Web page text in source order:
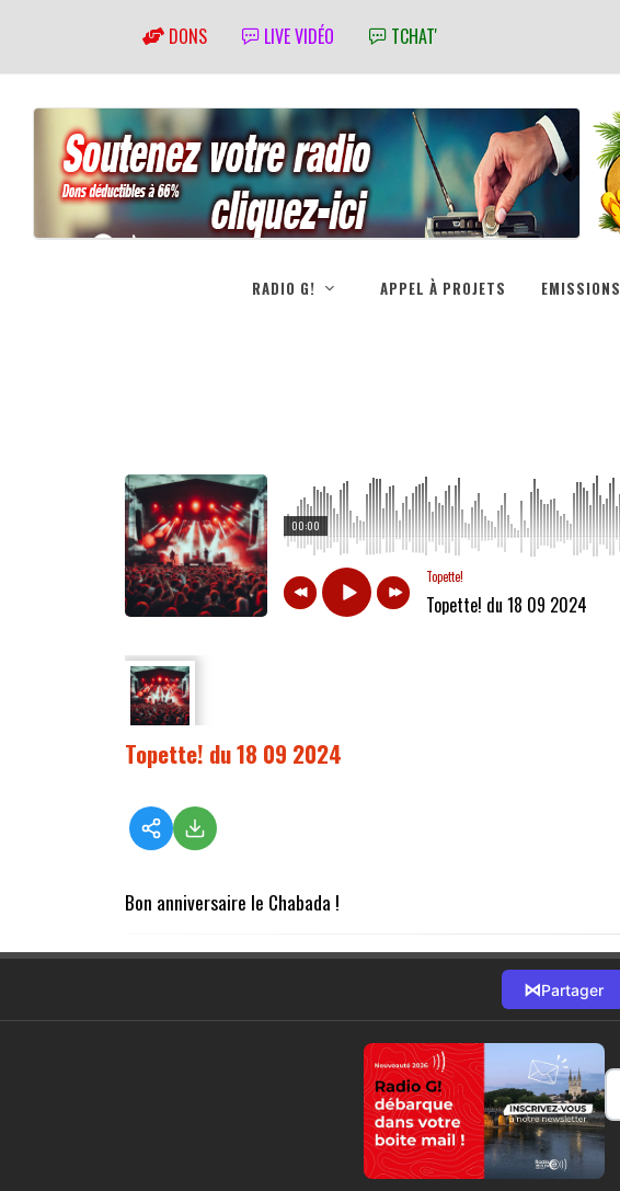
DONS LIVE VIDÉO TCHAT'
RADIO G! APPEL À PROJETS EMISSIONS
00:00
Topette!
Topette! du 18 09 2024
Topette! du 18 09 2024
Bon anniversaire le Chabada !
⋈Partager